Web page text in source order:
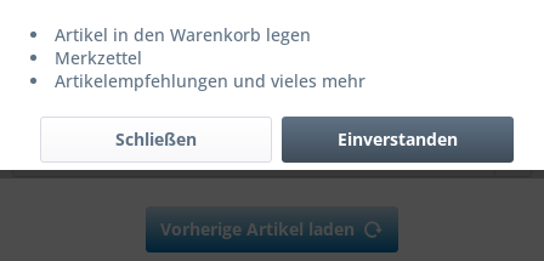
Vorherige Artikel laden
Artikel in den Warenkorb legen
Merkzettel
Artikelempfehlungen und vieles mehr
Einverstanden
Schließen